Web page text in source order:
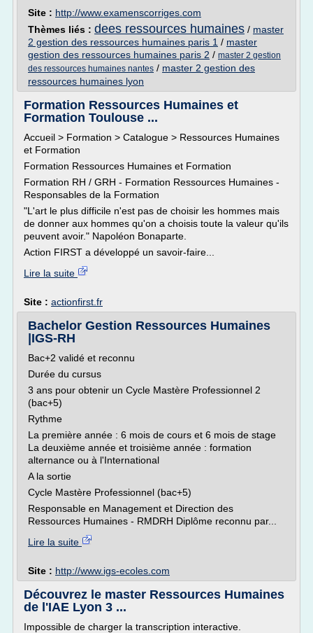
Site : http://www.examenscorriges.com
Thèmes liés : dees ressources humaines / master
2 gestion des ressources humaines paris 1 / master
gestion des ressources humaines paris 2 / master 2 gestion
des ressources humaines nantes / master 2 gestion des
ressources humaines lyon
Formation Ressources Humaines et
Formation Toulouse ...
Accueil > Formation > Catalogue > Ressources Humaines
et Formation
Formation Ressources Humaines et Formation
Formation RH / GRH - Formation Ressources Humaines -
Responsables de la Formation
"L'art le plus difficile n'est pas de choisir les hommes mais
de donner aux hommes qu'on a choisis toute la valeur qu'ils
peuvent avoir." Napoléon Bonaparte.
Action FIRST a développé un savoir-faire...
Lire la suite
Site : actionfirst.fr
Bachelor Gestion Ressources Humaines
|IGS-RH
Bac+2 validé et reconnu
Durée du cursus
3 ans pour obtenir un Cycle Mastère Professionnel 2
(bac+5)
Rythme
La première année : 6 mois de cours et 6 mois de stage
La deuxième année et troisième année : formation
alternance ou à l'International
A la sortie
Cycle Mastère Professionnel (bac+5)
Responsable en Management et Direction des
Ressources Humaines - RMDRH Diplôme reconnu par...
Lire la suite
Site : http://www.igs-ecoles.com
Découvrez le master Ressources Humaines
de l'IAE Lyon 3 ...
Impossible de charger la transcription interactive.